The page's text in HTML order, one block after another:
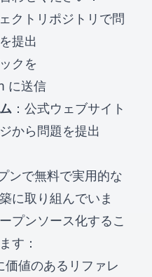
クトリポジトリで問
提出
クを
に送信
：公式ウェブサイト
から問題を提出
ンで無料で実用的な
に取り組んでいま
プンソース化するこ
す：
値のあるリファレ